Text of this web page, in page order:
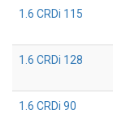
1.6 CRDi 115
1.6 CRDi 128
1.6 CRDi 90